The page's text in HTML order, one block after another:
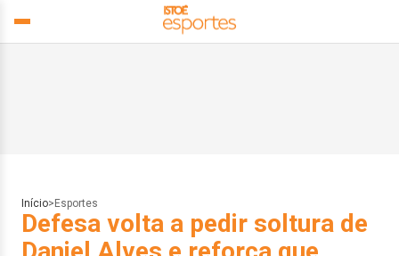
Início> Esportes
Defesa volta a pedir soltura de